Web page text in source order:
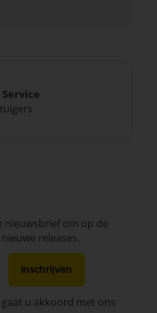
nieuwsbrief om op de
releases.
Inschrijven
u akkoord met ons